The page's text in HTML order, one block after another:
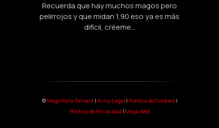
Recuerda que hay muchos magos pero
pelirrojos y que midan 1,90 eso ya es más
difícil, créeme...
© Mago Rafa Tamarit| Aviso Legal | Política de Cookies|
Política de Privacidad | Mapa Web